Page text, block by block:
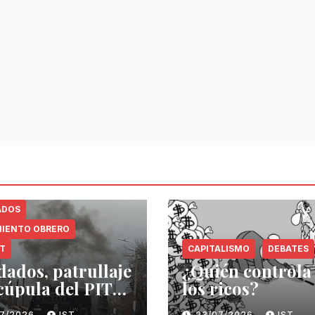
OBRERO
patrullaje
del PIT-
CAPITALISMO DEBATES
¿Quién controla
los ricos?